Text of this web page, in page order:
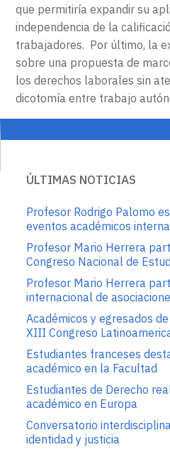
que permitiría expandir su
independencia de la
trabajadores. Por último, la
sobre una propuesta de
los derechos laborales sin
dicotomía entre trabajo
ÚLTIMAS NOTICIAS
Profesor Rodrigo Palomo
eventos académicos
Profesor Mario Herrera
Congreso Nacional de
Profesor Mario Herrera
internacional de
Académicos y egresados
XIII Congreso
Estudiantes franceses
académico en la Facultad
Estudiantes de Derecho
académico en Europa
Conversatorio
identidad y justicia